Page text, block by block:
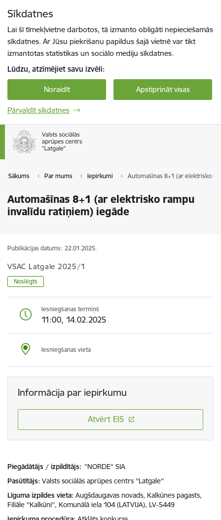
Sīkdatnes
Lai šī tīmekļvietne darbotos, tā izmanto obligāti nepieciešamās
sīkdatnes. Ar Jūsu piekrišanu papildus šajā vietnē var tikt
izmantotas statistikas un sociālo mediju sīkdatnes.
Lūdzu, atzīmējiet savu izvēli:
Noraidīt Apstiprināt visas
Pārvaldīt sīkdatnes
Sākums Par mums Iepirkumi Automašīnas 8+1 (ar elektrisko
Automašīnas 8+1 (ar elektrisko rampu
invalīdu ratiņiem) iegāde
Publikācijas datums: 22.01.2025.
VSAC Latgale 2025/1
Noslēgts
Iesniegšanas termiņš
11:00, 14.02.2025
Iesniegšanas vieta
Informācija par iepirkumu
Atvērt EIS
Piegādātājs / izpildītājs: ''NORDE'' SIA
Pasūtītājs Valsts sociālās aprūpes centrs ''Latgale''
Līguma izpildes vieta Augšdaugavas novads, Kalkūnes pagasts,
Filiāle ''Kalkūni'', Komunālā iela 104 (LATVIJA), LV-5449